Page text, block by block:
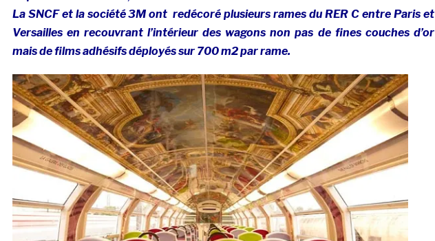
La SNCF et la société 3M ont redécoré plusieurs rames du RER C entre Paris et
Versailles en recouvrant l’intérieur des wagons non pas de fines couches d’or
mais de films adhésifs déployés sur 700 m2 par rame.